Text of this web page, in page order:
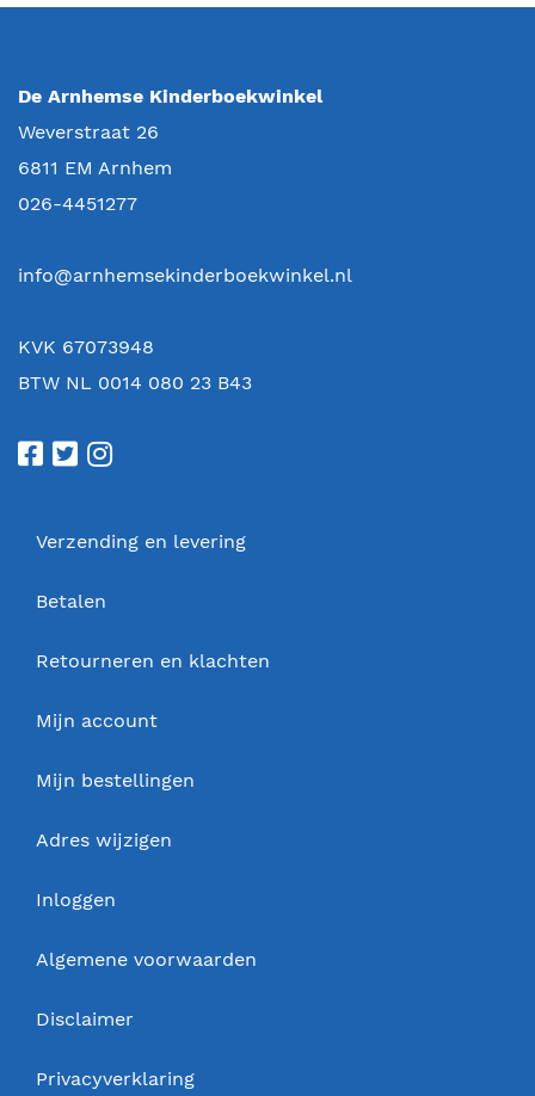
De Arnhemse Kinderboekwinkel
Weverstraat 26
6811 EM Arnhem
026-4451277
info@arnhemsekinderboekwinkel.nl
KVK 67073948
BTW NL 0014 080 23 B43
Verzending en levering
Betalen
Retourneren en klachten
Mijn account
Mijn bestellingen
Adres wijzigen
Inloggen
Algemene voorwaarden
Disclaimer
Privacyverklaring